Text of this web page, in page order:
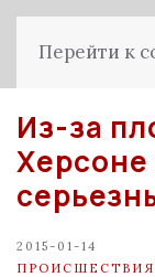
Перейти к
Из-за
2015-01-14
ПРОИСШЕСТВИЯ